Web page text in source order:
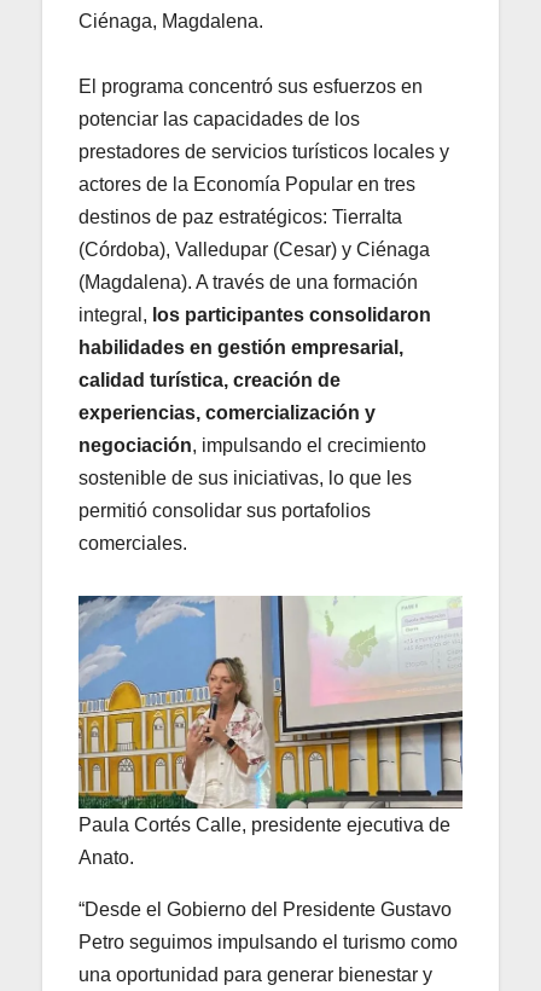
Ciénaga, Magdalena.
El programa concentró sus esfuerzos en
potenciar las capacidades de los
prestadores de servicios turísticos locales y
actores de la Economía Popular en tres
destinos de paz estratégicos: Tierralta
(Córdoba), Valledupar (Cesar) y Ciénaga
(Magdalena). A través de una formación
integral, los participantes consolidaron
habilidades en gestión empresarial,
calidad turística, creación de
experiencias, comercialización y
negociación, impulsando el crecimiento
sostenible de sus iniciativas, lo que les
permitió consolidar sus portafolios
comerciales.
Paula Cortés Calle, presidente ejecutiva de
Anato.
“Desde el Gobierno del Presidente Gustavo
Petro seguimos impulsando el turismo como
una oportunidad para generar bienestar y